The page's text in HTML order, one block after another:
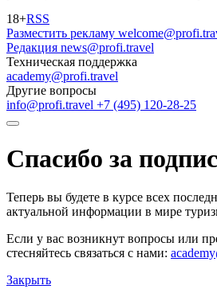
18+RSS
Разместить рекламу
Редакция news@profi.travel
Техническая поддержка
academy@profi.travel
Другие вопросы
info@profi.travel +7 (495) 120-28-25
Спасибо за
Теперь вы будете в курсе всех
актуальной информации в мире
Если у вас возникнут вопросы или
стесняйтесь связаться с нами:
Закрыть